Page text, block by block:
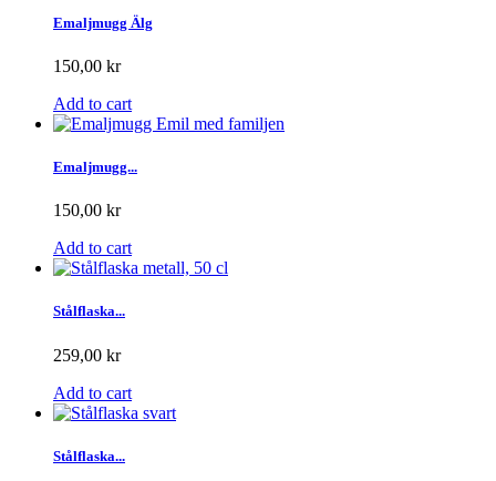
Emaljmugg Älg
150,00 kr
Add to cart
Emaljmugg...
150,00 kr
Add to cart
Stålflaska...
259,00 kr
Add to cart
Stålflaska...